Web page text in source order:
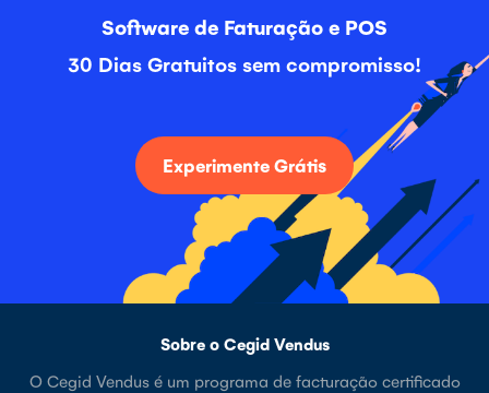
Software de Faturação e POS
30 Dias Gratuitos sem compromisso!
Experimente Grátis
Sobre o Cegid Vendus
O Cegid Vendus é um programa de facturação certificado